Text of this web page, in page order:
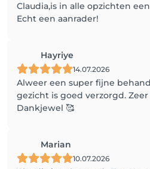
Claudia,is in alle opzichten
Echt een aanrader!
Hayriye
14.07.2026
Alweer een super fijne
gezicht is goed verzorgd.
Dankjewel 🥰
Marian
10.07.2026